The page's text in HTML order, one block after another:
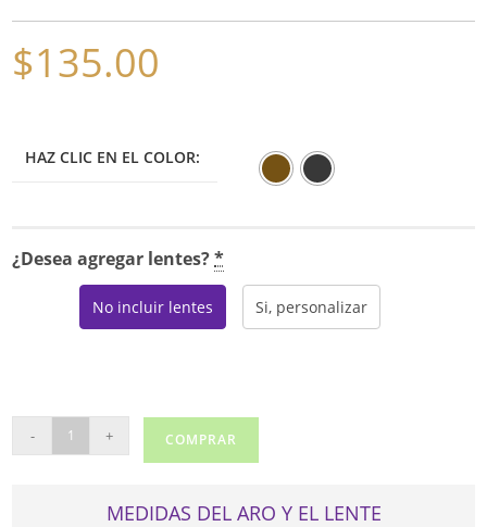
$135.00
HAZ CLIC EN EL COLOR:
¿Desea agregar lentes?*
No incluir lentes Si, personalizar
MARCHON
M-
- + COMPRAR
MEDIDAS DEL ARO Y EL LENTE